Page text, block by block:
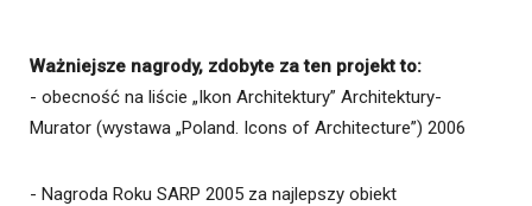
Ważniejsze nagrody, zdobyte za ten projekt to:
- obecność na liście „Ikon Architektury” Architektury-
Murator (wystawa „Poland. Icons of Architecture”) 2006
- Nagroda Roku SARP 2005 za najlepszy obiekt